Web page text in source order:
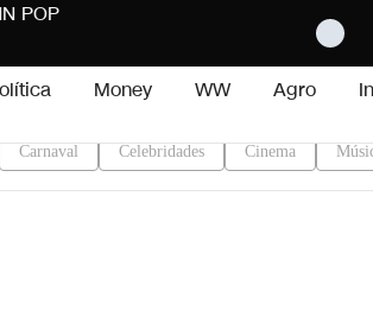
Money WW Agro
Carnaval Celebridades Cinema